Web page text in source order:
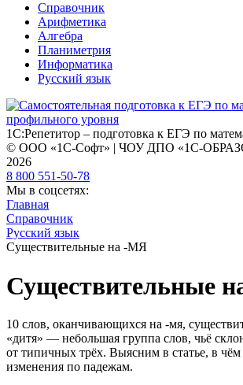
Справочник
Арифметика
Алгебра
Планиметрия
Информатика
Русский язык
1С:Репетитор – подготовка к ЕГЭ по
© ООО «1С-Софт» | ЧОУ ДПО «1С-
2026
8 800 551-50-78
Мы в соцсетях:
Главная
Справочник
Русский язык
Существительные на -МЯ
Существительные
10 слов, оканчивающихся на -мя,
«дитя» — небольшая группа слов, чьё
от типичных трёх. Выясним в статье, в
изменения по падежам.